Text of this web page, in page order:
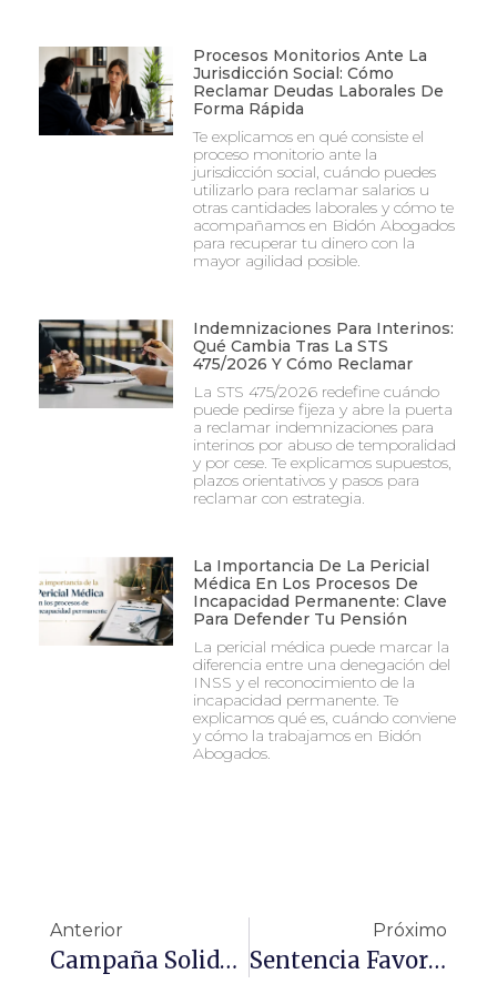
Procesos Monitorios Ante La
Jurisdicción Social: Cómo
Reclamar Deudas Laborales De
Forma Rápida
Te explicamos en qué consiste el
proceso monitorio ante la
jurisdicción social, cuándo puedes
utilizarlo para reclamar salarios u
otras cantidades laborales y cómo te
acompañamos en Bidón Abogados
para recuperar tu dinero con la
mayor agilidad posible.
Indemnizaciones Para Interinos:
Qué Cambia Tras La STS
475/2026 Y Cómo Reclamar
La STS 475/2026 redefine cuándo
puede pedirse fijeza y abre la puerta
a reclamar indemnizaciones para
interinos por abuso de temporalidad
y por cese. Te explicamos supuestos,
plazos orientativos y pasos para
reclamar con estrategia.
La Importancia De La Pericial
Médica En Los Procesos De
Incapacidad Permanente: Clave
Para Defender Tu Pensión
La pericial médica puede marcar la
diferencia entre una denegación del
INSS y el reconocimiento de la
incapacidad permanente. Te
explicamos qué es, cuándo conviene
y cómo la trabajamos en Bidón
Abogados.
Anterior
Campaña Solidaria De Recogida De Alimentos Y Juguetes
Próximo
Sentencia Favorable De Despido Nulo Como Consecuencia De Una Represalia Empresarial